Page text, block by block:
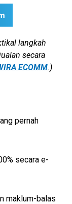
langkah
secara
ECOMM.)
pernah
secara e-
maklum-balas